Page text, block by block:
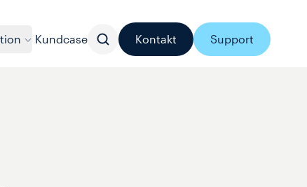
Kundcase Kontakt Support